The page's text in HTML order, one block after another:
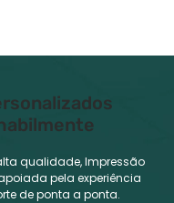
qualidade, Impressão
pela experiência
de ponta a ponta.